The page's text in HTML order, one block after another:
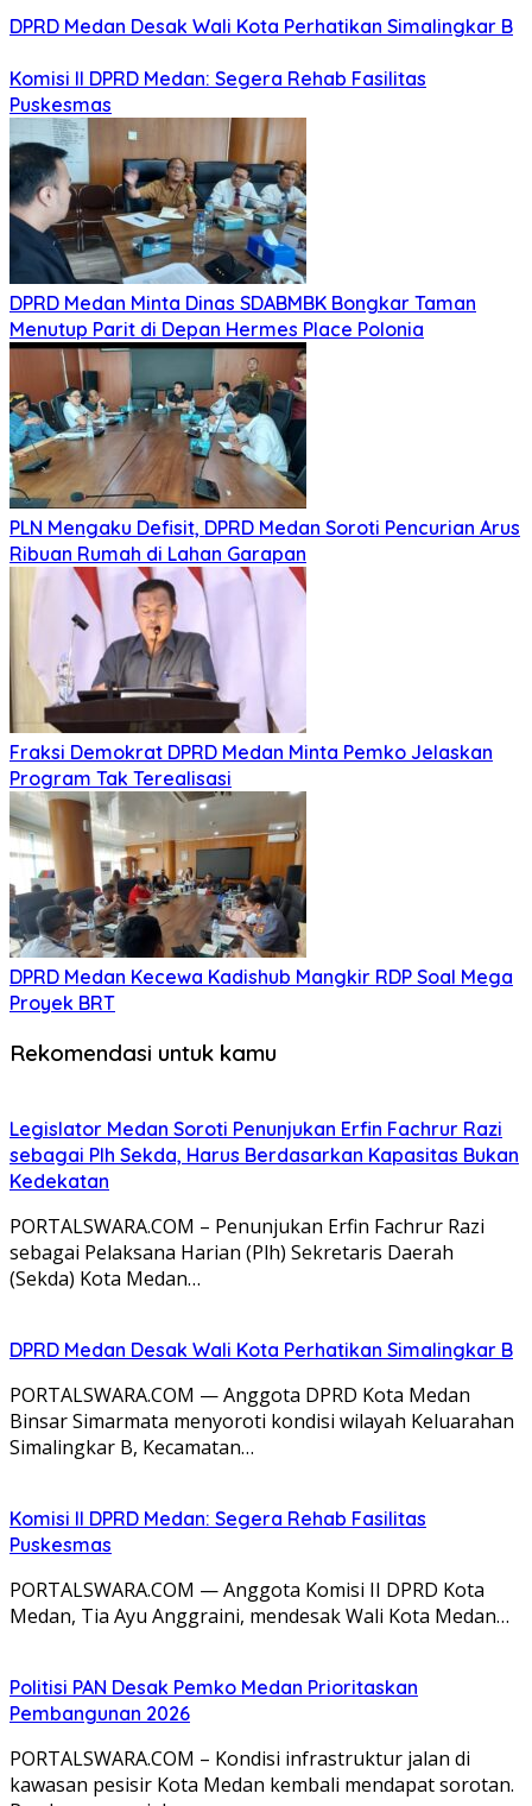
DPRD Medan Desak Wali Kota Perhatikan Simalingkar B
Komisi II DPRD Medan: Segera Rehab Fasilitas
Puskesmas
DPRD Medan Minta Dinas SDABMBK Bongkar Taman
Menutup Parit di Depan Hermes Place Polonia
PLN Mengaku Defisit, DPRD Medan Soroti Pencurian Arus
Ribuan Rumah di Lahan Garapan
Fraksi Demokrat DPRD Medan Minta Pemko Jelaskan
Program Tak Terealisasi
DPRD Medan Kecewa Kadishub Mangkir RDP Soal Mega
Proyek BRT
Rekomendasi untuk kamu
Legislator Medan Soroti Penunjukan Erfin Fachrur Razi
sebagai Plh Sekda, Harus Berdasarkan Kapasitas Bukan
Kedekatan
PORTALSWARA.COM – Penunjukan Erfin Fachrur Razi
sebagai Pelaksana Harian (Plh) Sekretaris Daerah
(Sekda) Kota Medan…
DPRD Medan Desak Wali Kota Perhatikan Simalingkar B
PORTALSWARA.COM — Anggota DPRD Kota Medan
Binsar Simarmata menyoroti kondisi wilayah Keluarahan
Simalingkar B, Kecamatan…
Komisi II DPRD Medan: Segera Rehab Fasilitas
Puskesmas
PORTALSWARA.COM — Anggota Komisi II DPRD Kota
Medan, Tia Ayu Anggraini, mendesak Wali Kota Medan…
Politisi PAN Desak Pemko Medan Prioritaskan
Pembangunan 2026
PORTALSWARA.COM – Kondisi infrastruktur jalan di
kawasan pesisir Kota Medan kembali mendapat sorotan.